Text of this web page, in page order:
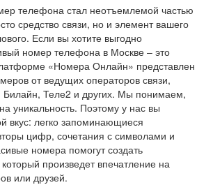
телефона стал неотъемлемой частью
средство связи, но и элемент вашего
Если вы хотите выгодно
номер телефона в Москве – это
«Номера Онлайн» представлен
от ведущих операторов связи,
Теле2 и других. Мы понимаем,
уникальность. Поэтому у нас вы
вкус: легко запоминающиеся
цифр, сочетания с символами и
номера помогут создать
произведет впечатление на
или друзей.